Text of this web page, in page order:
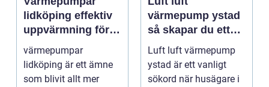
lidköping effektiv
uppvärmning för
hus och
fastigheter
värmepumpar
lidköping är ett ämne
som blivit allt mer
värmepump ystad
så skapar du ett
behagligt
inomhusklimat
Året om
Luft luft värmepump
ystad är ett vanligt
sökord när husägare i